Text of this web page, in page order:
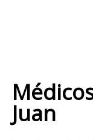
Juan